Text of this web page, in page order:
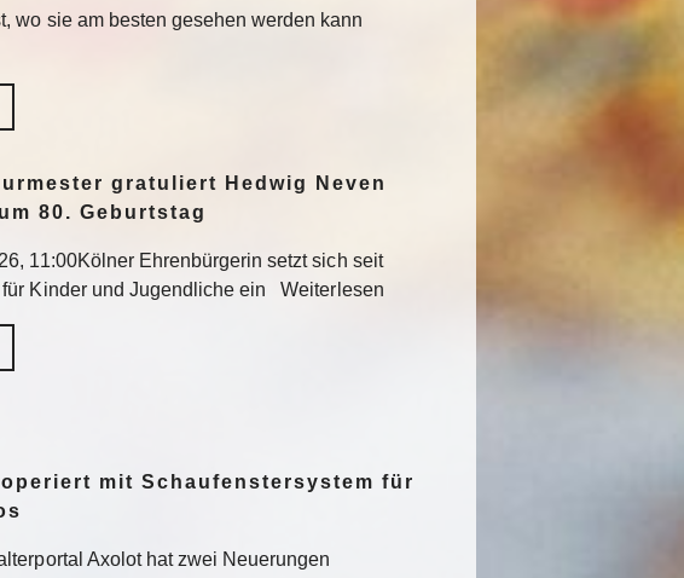
wo sie am besten gesehen werden kann
gratuliert Hedwig Neven
80. Geburtstag
11:00Kölner Ehrenbürgerin setzt sich seit
Kinder und Jugendliche ein Weiterlesen
mit Schaufenstersystem für
Axolot hat zwei Neuerungen